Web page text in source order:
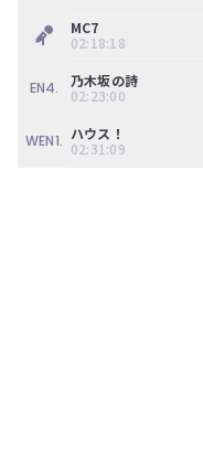
MC7
02:18:18
EN4.
乃木坂の詩
02:23:00
WEN1. ハウス！
02:31:09